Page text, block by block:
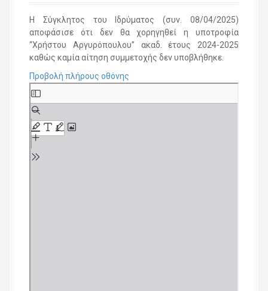
Η Σύγκλητος του Ιδρύματος (συν. 08/04/2025)
αποφάσισε ότι δεν θα χορηγηθεί η υποτροφία
“Χρήστου Αργυρόπουλου” ακαδ. έτους 2024-2025
καθώς καμία αίτηση συμμετοχής δεν υποβλήθηκε.
Προβολή πλήρους οθόνης
S
k
p
t
o
P